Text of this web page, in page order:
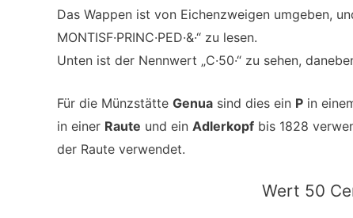
Das Wappen ist von Eichenzweigen umgeben,
MONTISF·PRINC·PED·&·“ zu lesen.
Unten ist der Nennwert „C·50·“ zu sehen,
Für die Münzstätte Genua sind dies ein P in
in einer Raute und ein Adlerkopf bis 1828
der Raute verwendet.
Wert 50